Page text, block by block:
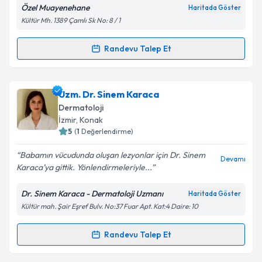
kapsamda işlenmesini kabul ediyorum.
Takvim Talebini Gönder
Özel Muayenehane Haritada Göster
Kültür Mh. 1389 Çamlı Sk No: 8 / 1
Randevu Talep Et
Randevu Takvimi Talebi
Prof. Dr. Şemsettin Karacaiçin randevu takvimi
talebi oluşturun. Size bu uzmandan randevu almanız
için bir takvim hazırlandığında e-posta ile
bilgilendireceğiz.
E-posta Adresiniz
Kişisel verilerimin işlenmesine ilişkinAydınlatma
Metni'ni okudum ve kişisel verilerimin belirtilen
kapsamda işlenmesini kabul ediyorum.
Uzm. Dr. Sinem Karaca
Dermatoloji
İzmir, Konak
5 (1 Değerlendirme)
Babamın vücudunda oluşan lezyonlar için Dr. Sinem
Karaca’ya gittik. Yönlendirmeleriyle...
Devamı
Dr. Sinem Karaca - Dermatoloji Uzmanı Haritada Göster
Kültür mah. Şair Eşref Bulv. No:37 Fuar Apt. Kat:4 Daire: 10
Randevu Talep Et
Randevu Takvimi Talebi